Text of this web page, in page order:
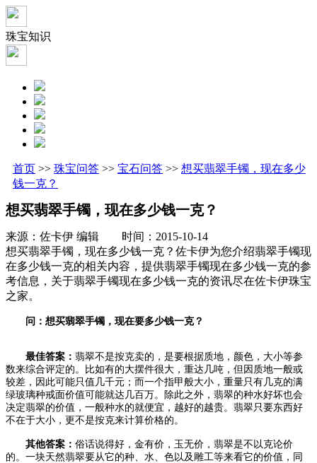
珠宝知识
首页 >> 珠宝问答 >> 宝石问答 >> 想买翡翠手镯，现在多少
钱一克？
想买翡翠手镯，现在多少钱一克？
来源：佐卡伊 编辑 时间：2015-10-14
想买翡翠手镯，现在多少钱一克？佐卡伊为您介绍翡翠手镯现
在多少钱一克的相关内容，提供翡翠手镯现在多少钱一克的参
考信息，关于翡翠手镯现在多少钱一克的资讯尽在佐卡伊珠宝
之家。
问：想买翡翠手镯，现在要多少钱一克？
最佳答案： 翡翠不是按克卖的，是要根据质地，颜色，大小等参
数来综合评定的。比如有的大摆件很大，重达几吨，但因质地一般或
较差，因此可能只值几千元；而一个指甲般大小，重量只有几克的满
绿玻璃种戒面价值可能就达几百万。除此之外，翡翠的种水好坏也会
决定翡翠的价值，一般种水的就便宜，越好的越贵。翡翠只要东西好
不在于大小，更不是按克来计算价格的。
其他答案： 俗话说得好，金有价，玉无价，翡翠是不以克论价
的。一块天然翡翠要从它的种、水、色以及雕工等来看它的价值，同